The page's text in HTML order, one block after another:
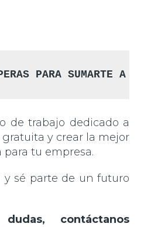
PARA SUMARTE A
de trabajo dedicado a
y crear la mejor
tu empresa.
y sé parte de un futuro
contáctanos